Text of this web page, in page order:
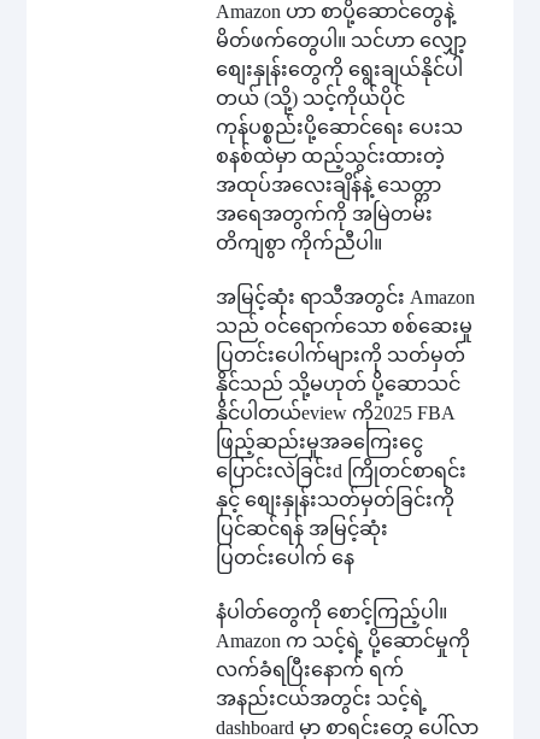
Amazon ဟာ စာပို့ဆောင်တွေနဲ့
မိတ်ဖက်တွေပါ။ သင်ဟာ လျှော့
စျေးနှုန်းတွေကို ရွေးချယ်နိုင်ပါ
တယ် (သို့) သင့်ကိုယ်ပိုင်
ကုန်ပစ္စည်းပို့ဆောင်ရေး ပေးသ
စနစ်ထဲမှာ ထည့်သွင်းထားတဲ့
အထုပ်အလေးချိန်နဲ့ သေတ္တာ
အရေအတွက်ကို အမြဲတမ်း
တိကျစွာ ကိုက်ညီပါ။
အမြင့်ဆုံး ရာသီအတွင်း Amazon
သည် ဝင်ရောက်သော စစ်ဆေးမှု
ပြတင်းပေါက်များကို သတ်မှတ်
နိုင်သည် သို့မဟုတ် ပို့ဆောသင်
နိုင်ပါတယ်eview ကို2025 FBA
ဖြည့်ဆည်းမှုအခကြေးငွေ
ပြောင်းလဲခြင်းd ကြိုတင်စာရင်း
နှင့် စျေးနှုန်းသတ်မှတ်ခြင်းကို
ပြင်ဆင်ရန် အမြင့်ဆုံး
ပြတင်းပေါက် နေ
နံပါတ်တွေကို စောင့်ကြည့်ပါ။
Amazon က သင့်ရဲ့ ပို့ဆောင်မှုကို
လက်ခံရပြီးနောက် ရက်
အနည်းငယ်အတွင်း သင့်ရဲ့
dashboard မှာ စာရင်းတွေ ပေါ်လာ